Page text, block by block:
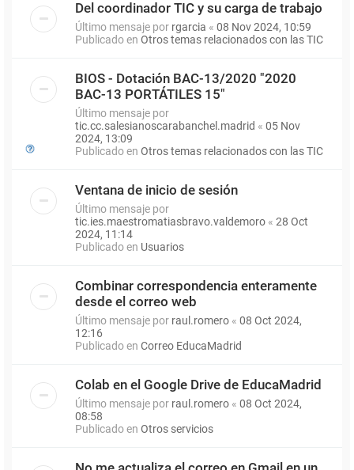
Del coordinador TIC y su carga de trabajo
Último mensaje por rgarcia « 08 Nov 2024, 10:59
Publicado en Otros temas relacionados con las TIC
BIOS - Dotación BAC-13/2020 "2020
BAC-13 PORTÁTILES 15"
Último mensaje por
tic.cc.salesianoscarabanchel.madrid « 05 Nov
2024, 13:09
Publicado en Otros temas relacionados con las TIC
Ventana de inicio de sesión
Último mensaje por
tic.ies.maestromatiasbravo.valdemoro « 28 Oct
2024, 11:14
Publicado en Usuarios
Combinar correspondencia enteramente
desde el correo web
Último mensaje por raul.romero « 08 Oct 2024,
12:16
Publicado en Correo EducaMadrid
Colab en el Google Drive de EducaMadrid
Último mensaje por raul.romero « 08 Oct 2024,
08:58
Publicado en Otros servicios